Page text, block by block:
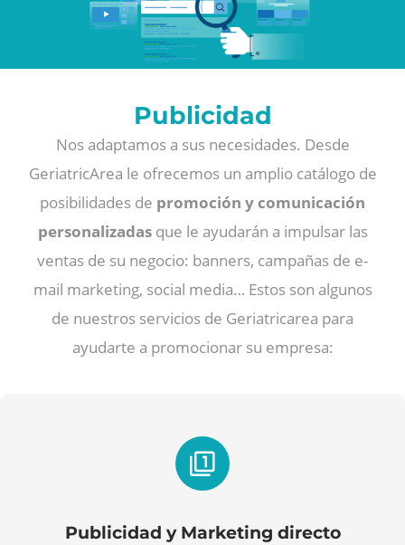
Publicidad
Nos adaptamos a sus necesidades. Desde
GeriatricArea le ofrecemos un amplio catálogo de
posibilidades de promoción y comunicación
personalizadasque le ayudarán a impulsar las
ventas de su negocio: banners, campañas de e-
mail marketing, social media… Estos son algunos
de nuestros servicios de Geriatricarea para
ayudarte a promocionar su empresa:
Publicidad y Marketing directo